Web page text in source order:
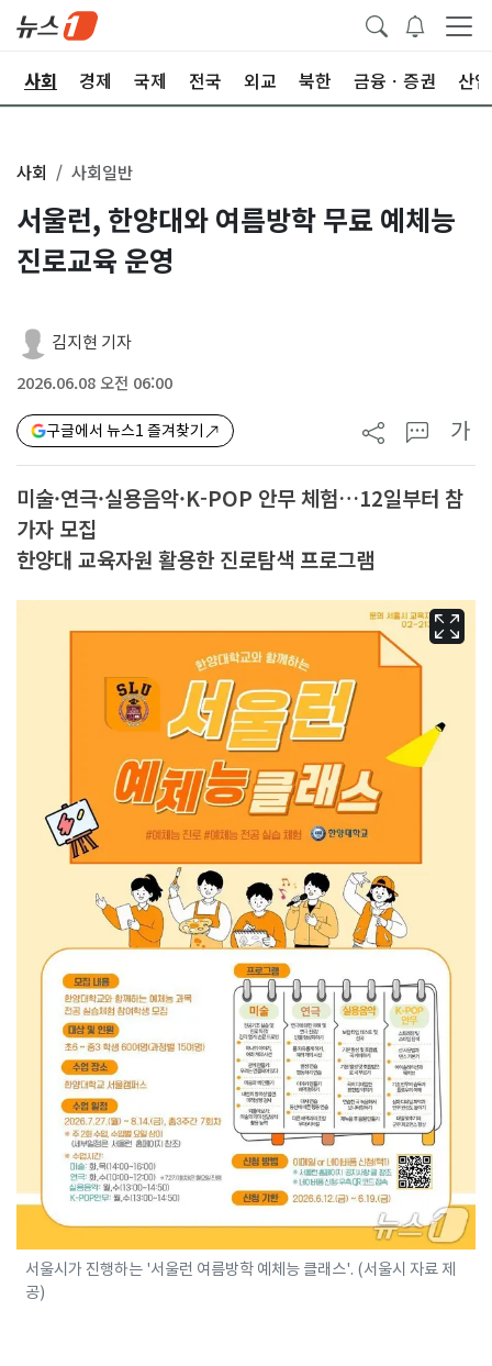
사회 경제 국제 전국 외교 북한 금융ㆍ증권 산업
사회 사회일반
서울런, 한양대와 여름방학 무료 예체능
진로교육 운영
김지현 기자
2026.06.08 오전 06:00
구글에서 뉴스1 즐겨찾기 가
미술·연극·실용음악·K-POP 안무 체험…12일부터 참
가자 모집
한양대 교육자원 활용한 진로탐색 프로그램
서울시가 진행하는 '서울런 여름방학 예체능 클래스'. (서울시 자료 제
공)